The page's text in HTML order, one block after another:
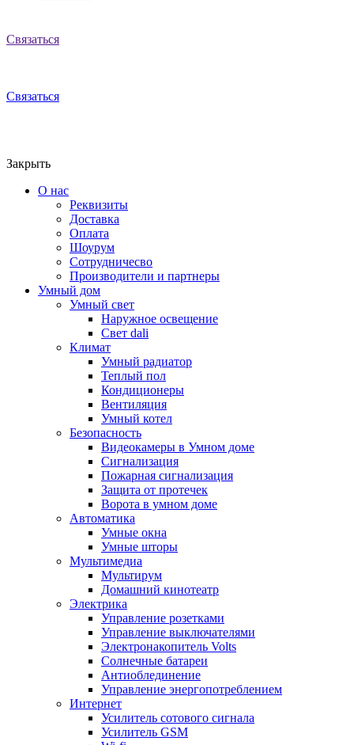
Связаться
Связаться
Закрыть
О нас
Реквизиты
Доставка
Оплата
Шоурум
Сотрудничесво
Производители и партнеры
Умный дом
Умный свет
Наружное освещение
Свет dali
Климат
Умный радиатор
Теплый пол
Кондиционеры
Вентиляция
Умный котел
Безопасность
Видеокамеры в Умном доме
Сигнализация
Пожарная сигнализация
Защита от протечек
Ворота в умном доме
Автоматика
Умные окна
Умные шторы
Мультимедиа
Мультирум
Домашний кинотеатр
Электрика
Управление розетками
Управление выключателями
Электронакопитель Volts
Солнечные батареи
Антиоблединение
Управление энергопотреблением
Интернет
Усилитель сотового сигнала
Усилитель GSM